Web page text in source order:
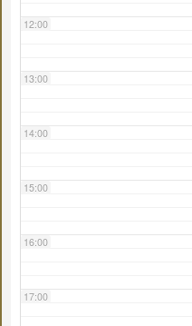
12:00
13:00
14:00
15:00
16:00
17:00